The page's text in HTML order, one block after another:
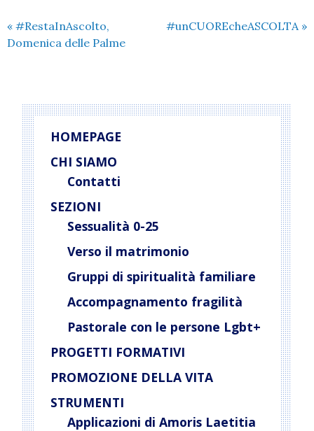
« #RestaInAscolto,
Domenica delle Palme
#unCUOREcheASCOLTA »
HOMEPAGE
CHI SIAMO
Contatti
SEZIONI
Sessualità 0-25
Verso il matrimonio
Gruppi di spiritualità familiare
Accompagnamento fragilità
Pastorale con le persone Lgbt+
PROGETTI FORMATIVI
PROMOZIONE DELLA VITA
STRUMENTI
Applicazioni di Amoris Laetitia